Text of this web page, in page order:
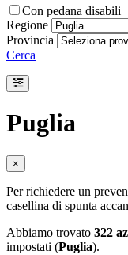
Con pedana disabili
Regione
Provincia
Cerca
Puglia
×
Per richiedere un
casellina di spunta
Abbiamo trovato 322
impostati (Puglia).